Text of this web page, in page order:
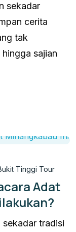
sekadar
cerita
tak
sajian
Tinggi Tour
Adat
tradisi